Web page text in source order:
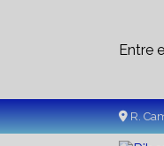
Entre
R.